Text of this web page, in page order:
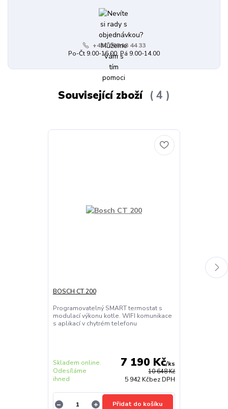
+420 608 13 44 33
Po-Čt 9.00-16.00, Pá 9.00-14.00
Související zboží 4
BOSCH CT 200
Programovatelný SMART termostat s
modulací výkonu kotle. WIFI komunikace
s aplikací v chytrém telefonu
10 648 Kč
7 190 Kč/ks
5 942 Kčbez DPH
Skladem online.
Odesíláme
ihned
Přidat do košíku